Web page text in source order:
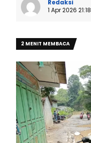
Redaksi
1 Apr 2026 21:18
2 MENIT MEMBACA